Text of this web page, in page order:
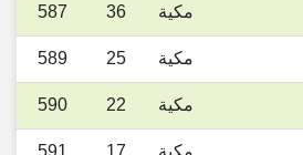
مكية 36
587
مكية 25
589
مكية 22
590